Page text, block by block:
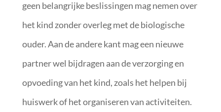
geen belangrijke beslissingen mag nemen over
het kind zonder overleg met de biologische
ouder. Aan de andere kant mag een nieuwe
partner wel bijdragen aan de verzorging en
opvoeding van het kind, zoals het helpen bij
huiswerk of het organiseren van activiteiten.